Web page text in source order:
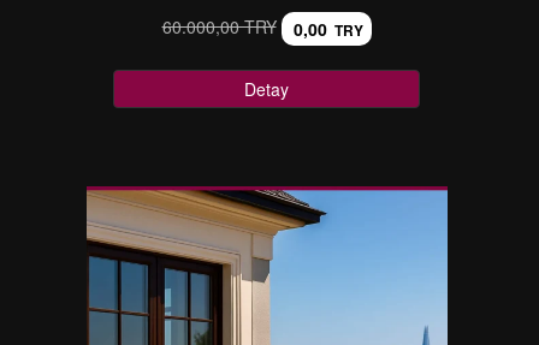
60.000,00 TRY 0,00 TRY
Detay